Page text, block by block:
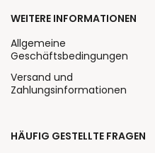
WEITERE INFORMATIONEN
Allgemeine
Geschäftsbedingungen
Versand und
Zahlungsinformationen
HÄUFIG GESTELLTE FRAGEN